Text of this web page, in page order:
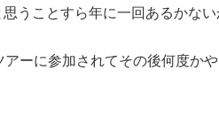
うことすら年に一回あるかな
ーに参加されてその後何度か